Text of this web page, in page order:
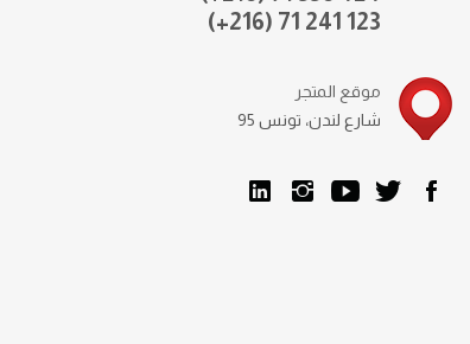
(+216) 71 241 123
موقع المتجر
95 شارع لندن، تونس